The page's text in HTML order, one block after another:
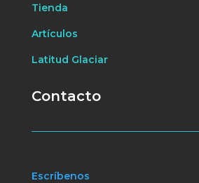
Tienda
Artículos
Latitud Glaciar
Contacto
Escríbenos